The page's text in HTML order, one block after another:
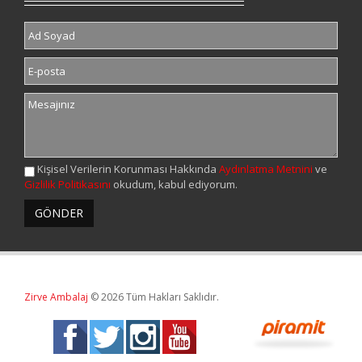
Kişisel Verilerin Korunması Hakkında Aydınlatma Metnini ve
Gizlilik Politikasını okudum, kabul ediyorum.
Zirve Ambalaj © 2026 Tüm Hakları Saklıdır.